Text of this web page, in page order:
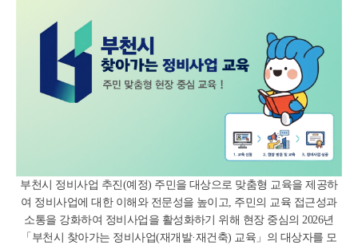
부천시 정비사업 추진(예정) 주민을 대상으로 맞춤형 교육을 제공하
여 정비사업에 대한 이해와 전문성을 높이고, 주민의 교육 접근성과
소통을 강화하여 정비사업을 활성화하기 위해 현장 중심의 2026년
「부천시 찾아가는 정비사업(재개발·재건축) 교육」 의 대상자를 모